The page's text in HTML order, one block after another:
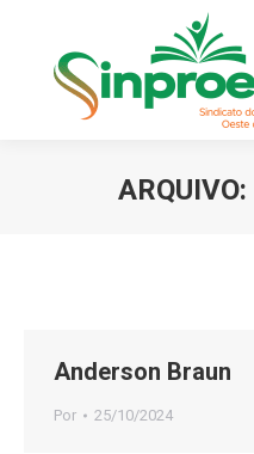
ARQUIVO:
Anderson Braun
Por 25/10/2024